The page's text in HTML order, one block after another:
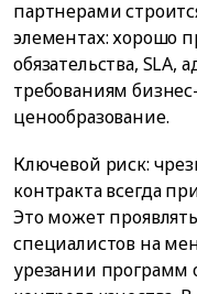
партнерами
элементах: хорошо
обязательства, SLA,
требованиям
ценообразование.
Ключевой риск:
контракта всегда
Это может
специалистов на
урезании программ